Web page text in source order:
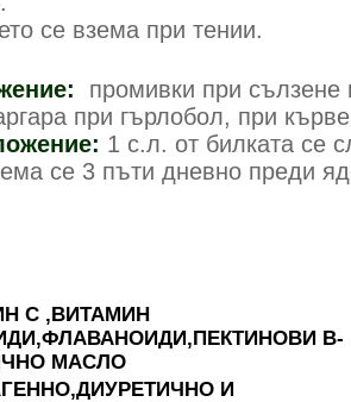
се взема при тении.
промивки при сълзене
при гърлобол, при
1 с.л. от билката се
се 3 пъти дневно преди
С ,ВИТАМИН
В-
МАСЛО
И